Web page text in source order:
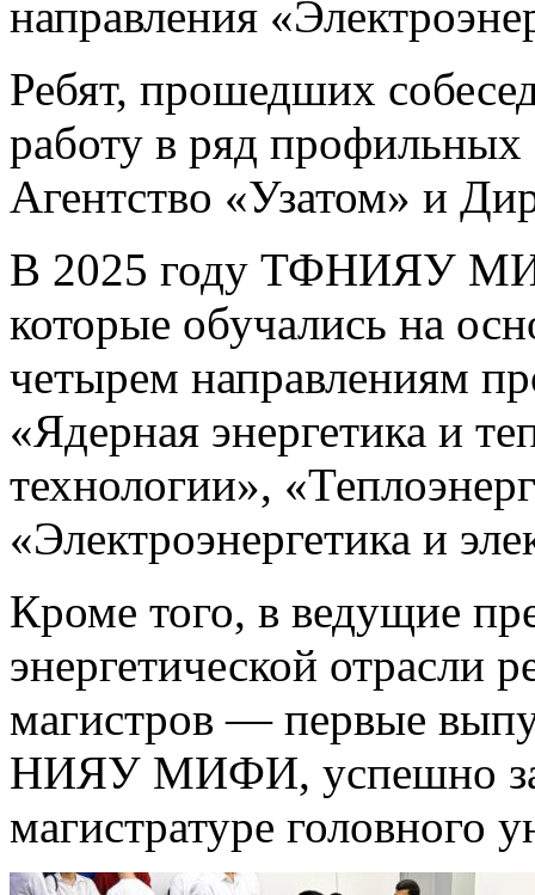
направления
Ребят, прошедших
работу в ряд профильных
Агентство «Узатом» и
В 2025 году ТФНИЯУ
которые обучались на
четырем направлениям
«Ядерная энергетика и
технологии»,
«Электроэнергетика и
Кроме того, в ведущие
энергетической отрасли
магистров — первые
НИЯУ МИФИ, успешно
магистратуре головного